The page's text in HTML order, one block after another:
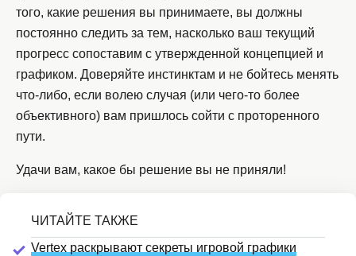
того, какие решения вы принимаете, вы должны
постоянно следить за тем, насколько ваш текущий
прогресс сопоставим с утвержденной концепцией и
графиком. Доверяйте инстинктам и не бойтесь менять
что-либо, если волею случая (или чего-то более
объективного) вам пришлось сойти с проторенного
пути.
Удачи вам, какое бы решение вы не приняли!
Vertex раскрывают секреты игровой графики